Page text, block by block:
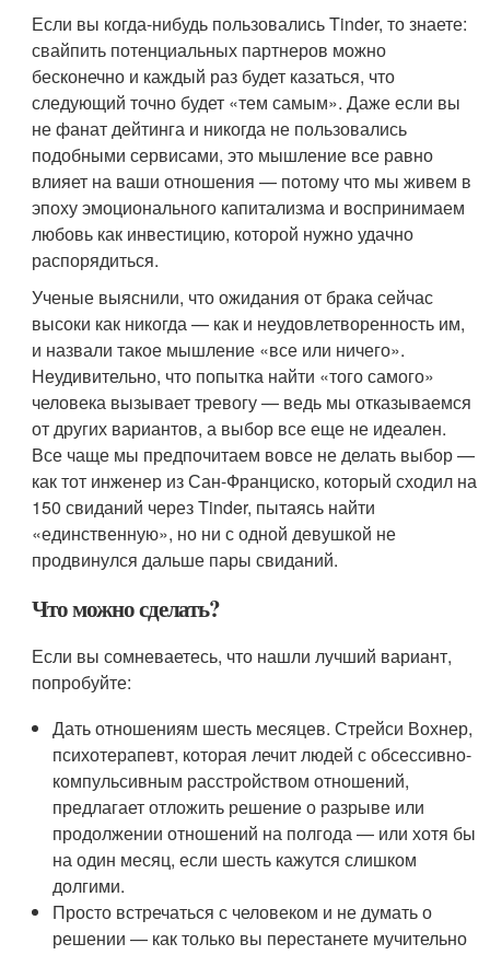
Если вы когда-нибудь пользовались Tinder, то знаете:
свайпить потенциальных партнеров можно
бесконечно и каждый раз будет казаться, что
следующий точно будет «тем самым». Даже если вы
не фанат дейтинга и никогда не пользовались
подобными сервисами, это мышление все равно
влияет на ваши отношения — потому что мы живем в
эпоху эмоционального капитализма и воспринимаем
любовь как инвестицию, которой нужно удачно
распорядиться.
Ученые выяснили, что ожидания от брака сейчас
высоки как никогда — как и неудовлетворенность им,
и назвали такое мышление «все или ничего».
Неудивительно, что попытка найти «того самого»
человека вызывает тревогу — ведь мы отказываемся
от других вариантов, а выбор все еще не идеален.
Все чаще мы предпочитаем вовсе не делать выбор —
как тот инженер из Сан-Франциско, который сходил на
150 свиданий через Tinder, пытаясь найти
«единственную», но ни с одной девушкой не
продвинулся дальше пары свиданий.
Что можно сделать?
Если вы сомневаетесь, что нашли лучший вариант,
попробуйте:
Дать отношениям шесть месяцев. Стрейси Вохнер,
психотерапевт, которая лечит людей с обсессивно-
компульсивным расстройством отношений,
предлагает отложить решение о разрыве или
продолжении отношений на полгода — или хотя бы
на один месяц, если шесть кажутся слишком
долгими.
Просто встречаться с человеком и не думать о
решении — как только вы перестанете мучительно